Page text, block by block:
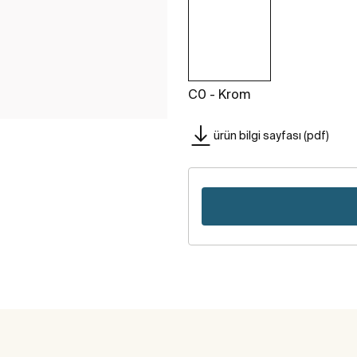
C0 - Krom
ürün bilgi sayfası (pdf)